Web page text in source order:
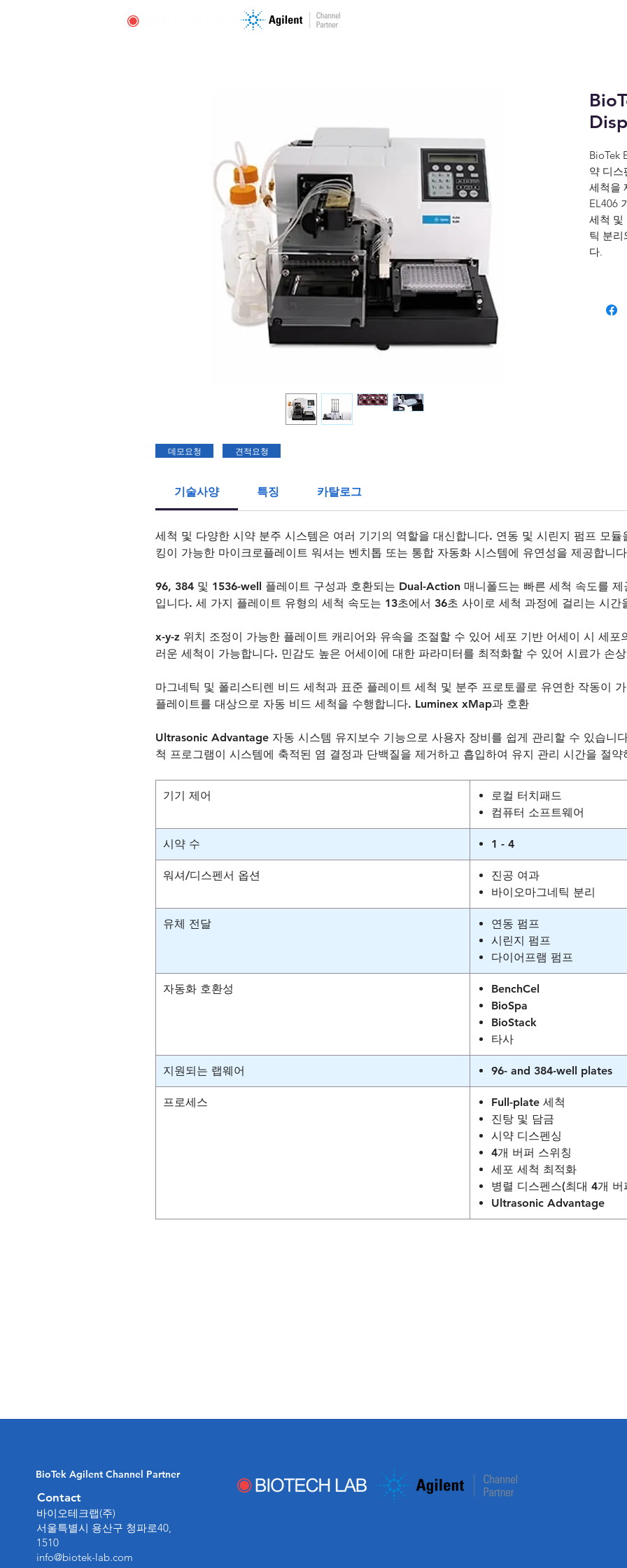
BioTek
약 디스
세척을
EL406
세척 및
틱 분리
다.
받은
기술사양 특징 카탈로그
세척 및 다양한 시약 분주 시스템은 여러 기기의 역할을 대신합니다. 연동 및 시린지 펌프 모
킹이 가능한 마이크로플레이트 워셔는 벤치톱 또는 통합 자동화 시스템에 유연성을 제공합니
96, 384 및 1536-well 플레이트 구성과 호환되는 Dual-Action 매니폴드는 빠른 세척 속도를
입니다. 세 가지 플레이트 유형의 세척 속도는 13초에서 36초 사이로 세척 과정에 걸리는 시간
x-y-z 위치 조정이 가능한 플레이트 캐리어와 유속을 조절할 수 있어 세포 기반 어세이 시 세포
러운 세척이 가능합니다. 민감도 높은 어세이에 대한 파라미터를 최적화할 수 있어 시료가 손
마그네틱 및 폴리스티렌 비드 세척과 표준 플레이트 세척 및 분주 프로토콜로 유연한 작동이
플레이트를 대상으로 자동 비드 세척을 수행합니다. Luminex xMap과 호환
Ultrasonic Advantage 자동 시스템 유지보수 기능으로 사용자 장비를 쉽게 관리할 수 있습니
척 프로그램이 시스템에 축적된 염 결정과 단백질을 제거하고 흡입하여 유지 관리 시간을 절
기기 제어
로컬 터치패드
컴퓨터 소프트웨어
시약 수 1 - 4
워셔/디스펜서 옵션
진공 여과
바이오마그네틱 분리
유체 전달
연동 펌프
시린지 펌프
다이어프램 펌프
자동화 호환성
BenchCel
BioSpa
BioStack
타사
지원되는 랩웨어 96- and 384-well plates
프로세스
Full-plate 세척
진탕 및 담금
시약 디스펜싱
4개 버퍼 스위칭
세포 세척 최적화
병렬 디스펜스(최대 4개 버
Ultrasonic Advantage
견적요청
데모요청
BioTek Agilent Channel Partner
Contact
​바이오테크랩(주)
​서울특별시 용산구 청파로40,
1510
info@biotek-lab.com